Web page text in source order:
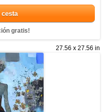
gratis!
27.56 x 27.56 in